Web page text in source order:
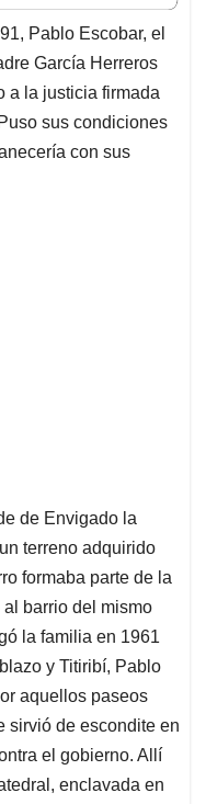
Pablo Escobar, el
García Herreros
a la justicia firmada
sus condiciones
con sus
de Envigado la
terreno adquirido
formaba parte de la
barrio del mismo
la familia en 1961
y Titiribí, Pablo
aquellos paseos
sirvió de escondite en
el gobierno. Allí
enclavada en